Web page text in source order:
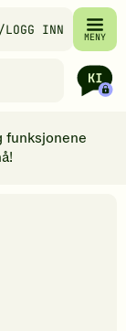
/LOGG INN MENY
funksjonene